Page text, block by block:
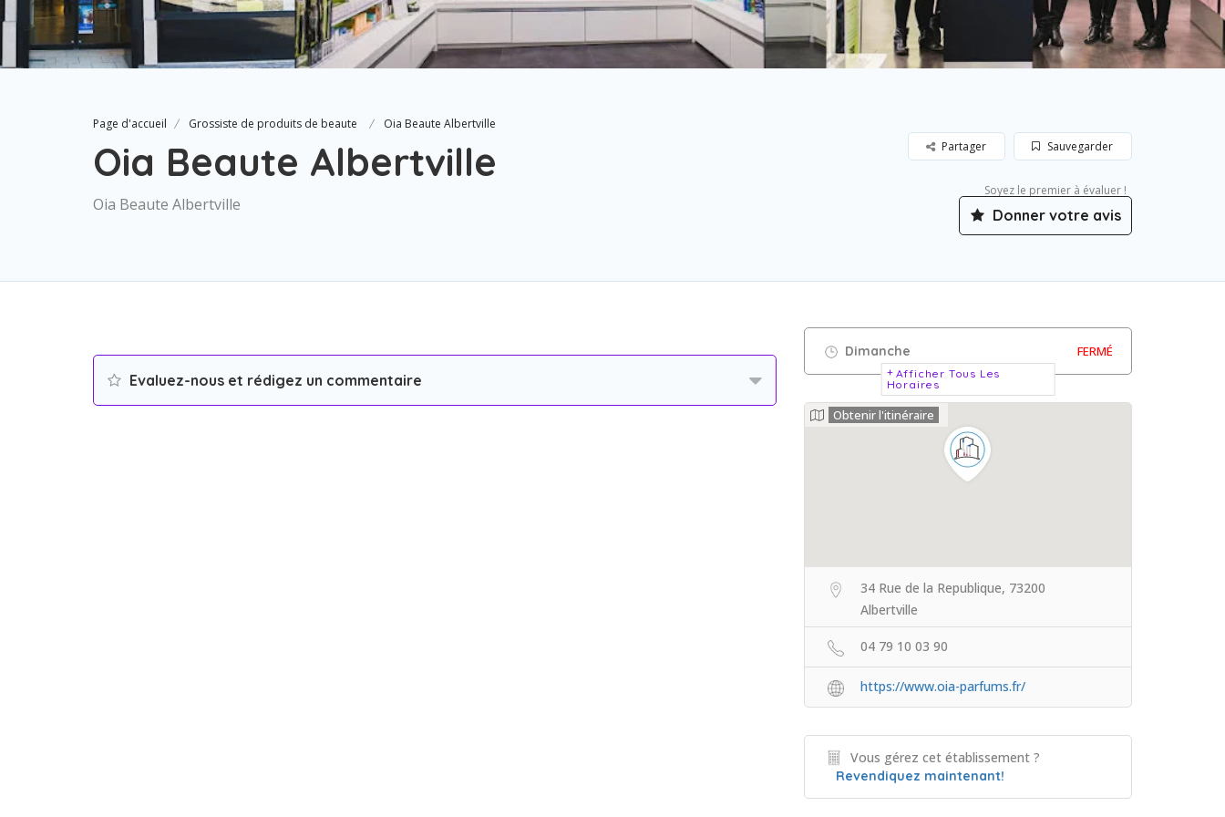
Page d'accueil Grossiste de produits de beaute Oia Beaute Albertville
Oia Beaute Albertville
Oia Beaute Albertville
Sauvegarder
Partager
Soyez le premier à évaluer !
Donner votre avis
Evaluez-nous et rédigez un commentaire
Dimanche FERMÉ
Afficher Tous Les
Horaires
Obtenir l'itinéraire
34 Rue de la Republique, 73200
Albertville
04 79 10 03 90
https://www.oia-parfums.fr/
Vous gérez cet établissement ?
Revendiquez maintenant!